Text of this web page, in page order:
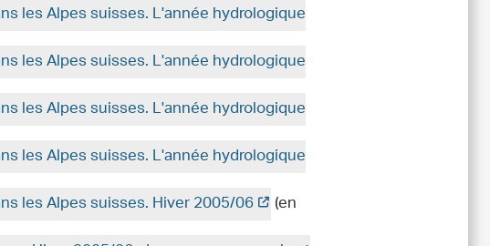
les Alpes suisses. L'année hydrologique
les Alpes suisses. L'année hydrologique
les Alpes suisses. L'année hydrologique
les Alpes suisses. L'année hydrologique
les Alpes suisses. Hiver 2005/06 (en